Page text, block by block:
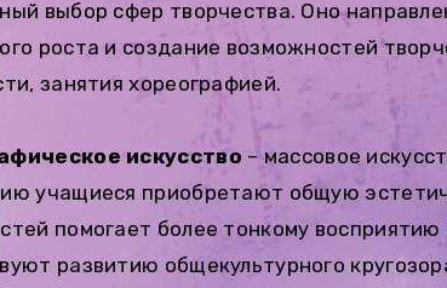
выбор сфер творчества. Оно
роста и создание возможностей
занятия хореографией.
искусство – массовое
учащиеся приобретают общую
помогает более тонкому
развитию общекультурного